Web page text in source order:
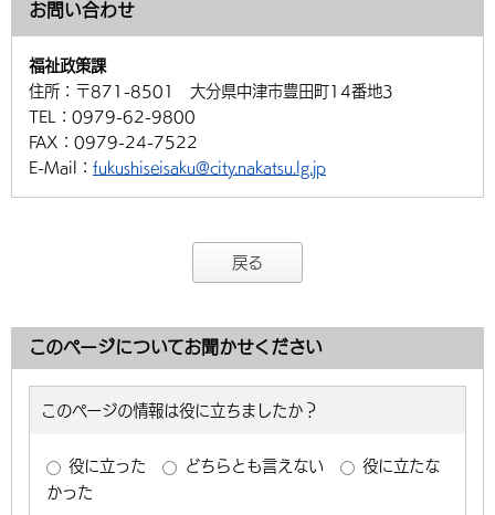
お問い合わせ
福祉政策課
住所： 〒871-8501 大分県中津市豊田町14番地3
TEL： 0979-62-9800
FAX： 0979-24-7522
E-Mail： fukushiseisaku@city.nakatsu.lg.jp
戻る
このページについてお聞かせください